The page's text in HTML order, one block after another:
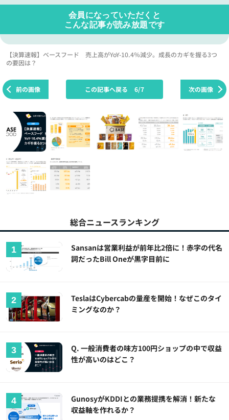
会員になっていただくと
こんな記事が読み放題です
【決算速報】ベースフード 売上高がYoY-10.4％減少。成長のカギを握る3つ
の要因は？
前の画像 次の画像
この記事へ戻る 6/7
総合ニュースランキング
Sansanは営業利益が前年比2倍に！赤字の代名
詞だったBill Oneが黒字目前に
TeslaはCybercabの量産を開始！なぜこのタイ
ミングなのか？
Q. 一般消費者の味方100円ショップの中で収益
性が高いのはどこ？
GunosyがKDDIとの業務提携を解消！新たな
収益軸を作れるか？